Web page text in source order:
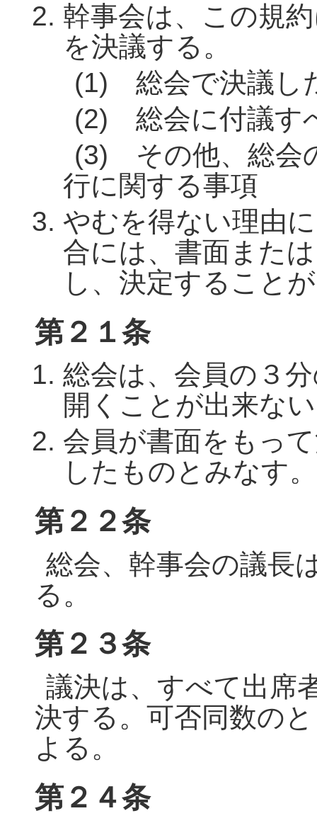
幹事会は、この規
を決議する。
(1) 総会で決議し
(2) 総会に付議す
(3) その他、総会
行に関する事項
やむを得ない理由
合には、書面また
し、決定すること
第２１条
総会は、会員の３
開くことが出来な
会員が書面をもっ
したものとみなす。
第２２条
総会、幹事会の議長
る。
第２３条
議決は、すべて出席
決する。可否同数の
よる。
第２４条